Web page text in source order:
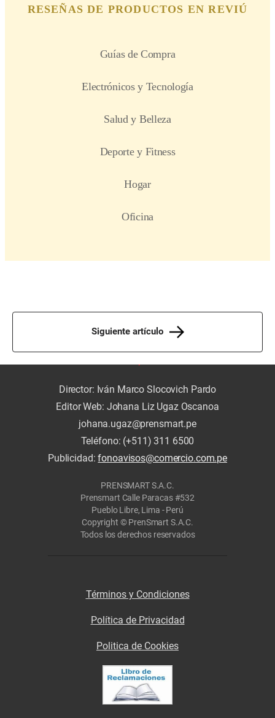
Siguiente artículo
Director: Iván Marco Slocovich Pardo
Editor Web: Johana Liz Ugaz Oscanoa
johana.ugaz@prensmart.pe
Teléfono: (+511) 311 6500
Publicidad:fonoavisos@comercio.com.pe
PRENSMART S.A.C.
Prensmart Calle Paracas #532
Pueblo Libre, Lima - Perú
Copyright © PrenSmart S.A.C.
Todos los derechos reservados
Términos y Condiciones
Política de Privacidad
Politica de Cookies